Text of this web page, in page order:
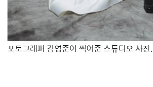
포토그래퍼 김영준이 찍어준 스튜디오 사진.